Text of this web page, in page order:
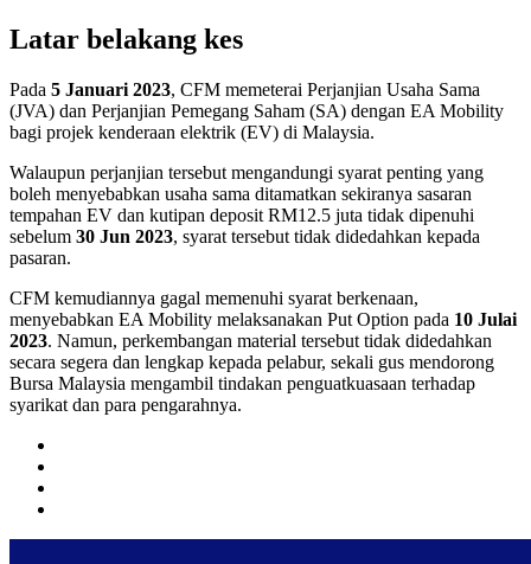
Latar belakang kes
Pada 5 Januari 2023, CFM memeterai Perjanjian Usaha Sama
(JVA) dan Perjanjian Pemegang Saham (SA) dengan EA Mobility
bagi projek kenderaan elektrik (EV) di Malaysia.
Walaupun perjanjian tersebut mengandungi syarat penting yang
boleh menyebabkan usaha sama ditamatkan sekiranya sasaran
tempahan EV dan kutipan deposit RM12.5 juta tidak dipenuhi
sebelum 30 Jun 2023, syarat tersebut tidak didedahkan kepada
pasaran.
CFM kemudiannya gagal memenuhi syarat berkenaan,
menyebabkan EA Mobility melaksanakan Put Option pada 10 Julai
2023. Namun, perkembangan material tersebut tidak didedahkan
secara segera dan lengkap kepada pelabur, sekali gus mendorong
Bursa Malaysia mengambil tindakan penguatkuasaan terhadap
syarikat dan para pengarahnya.